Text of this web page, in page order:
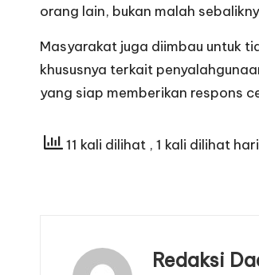
orang lain, bukan malah
Masyarakat juga diimbau untuk
khususnya terkait
yang siap memberikan respons
11 kali dilihat , 1 kali dilihat
Redaksi